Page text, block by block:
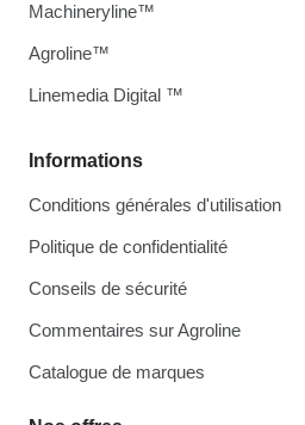
Informations
Conditions générales d'utilisation
Politique de confidentialité
Conseils de sécurité
Commentaires sur Agroline
Catalogue de marques
Machineryline™
Agroline™
Linemedia Digital ™